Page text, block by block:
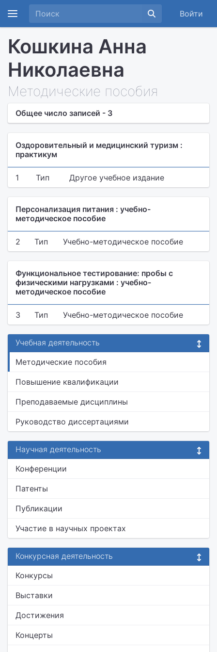
Войти
Кошкина Анна
Николаевна
Методические пособия
Общее число записей - 3
Оздоровительный и медицинский туризм :
практикум
1 Тип Другое учебное издание
Персонализация питания : учебно-
методическое пособие
2 Тип Учебно-методическое пособие
Функциональное тестирование: пробы с
физическими нагрузками : учебно-
методическое пособие
3 Тип Учебно-методическое пособие
Учебная деятельность
Методические пособия
Повышение квалификации
Преподаваемые дисциплины
Руководство диссертациями
Научная деятельность
Конференции
Патенты
Публикации
Участие в научных проектах
Конкурсная деятельность
Конкурсы
Выставки
Достижения
Концерты